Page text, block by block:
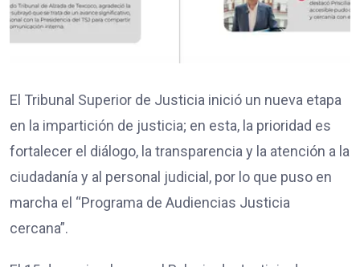
El Tribunal Superior de Justicia inició un nueva etapa
en la impartición de justicia; en esta, la prioridad es
fortalecer el diálogo, la transparencia y la atención a la
ciudadanía y al personal judicial, por lo que puso en
marcha el “Programa de Audiencias Justicia
cercana”.